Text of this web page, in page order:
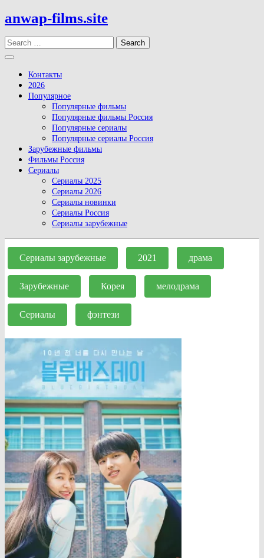
Skip
to
content
anwap-films.site
Search
Open
Button
Контакты
2026
Популярное
Популярные фильмы
Популярные фильмы Россия
Популярные сериалы
Популярные сериалы Россия
Зарубежные фильмы
Фильмы Россия
Сериалы
Сериалы 2025
Сериалы 2026
Сериалы новинки
Сериалы Россия
Сериалы зарубежные
Close
Button
Сериалы зарубежные 2021 драма
Зарубежные Корея мелодрама
Сериалы фэнтези